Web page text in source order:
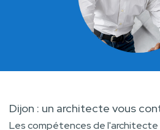
Dijon : un architecte vous
Les compétences de